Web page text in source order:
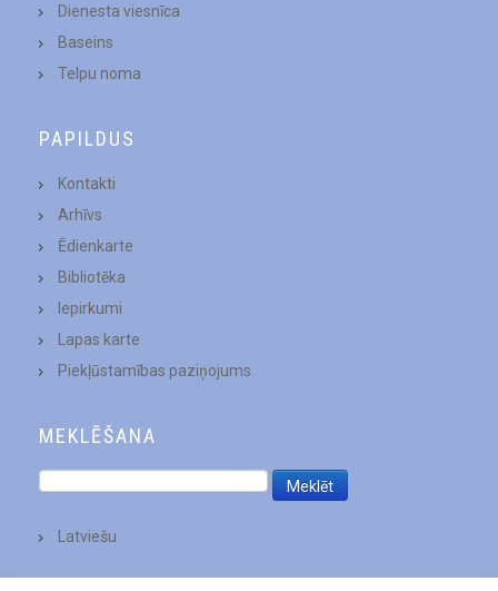
Dienesta viesnīca
Baseins
Telpu noma
PAPILDUS
Kontakti
Arhīvs
Ēdienkarte
Bibliotēka
Iepirkumi
Lapas karte
Piekļūstamības paziņojums
MEKLĒŠANA
Latviešu